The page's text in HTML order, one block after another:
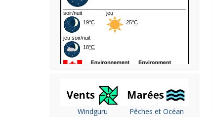
Windguru
Pêches et Océan